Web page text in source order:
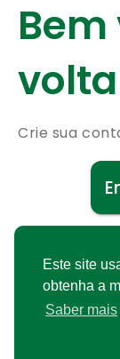
Este site
obtenha a
Saber mais
Crie sua